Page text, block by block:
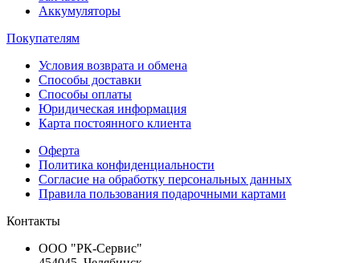
Аккумуляторы
Покупателям
Условия возврата и обмена
Способы доставки
Способы оплаты
Юридическая информация
Карта постоянного клиента
Оферта
Политика конфиденциальности
Согласие на обработку персональных данных
Правила пользования подарочными картами
Контакты
ООО "РК-Сервис"